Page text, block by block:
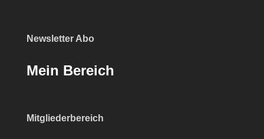
Newsletter Abo
Mein Bereich
Mitgliederbereich